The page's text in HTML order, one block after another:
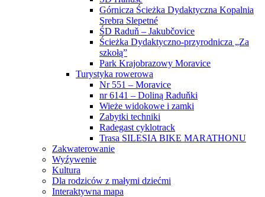
Górnicza Ścieżka Dydaktyczna Kopalnia
Srebra Slepetné
ŚD Raduň – Jakubčovice
Ścieżka Dydaktyczno-przyrodnicza „Za
szkołą”
Park Krajobrazowy Moravice
Turystyka rowerowa
Nr 551 – Moravice
nr 6141 – Doliną Raduňki
Wieże widokowe i zamki
Zabytki techniki
Radegast cyklotrack
Trasa SILESIA BIKE MARATHONU
Zakwaterowanie
Wyźywenie
Kultura
Dla rodziców z małymi dziećmi
Interaktywna mapa